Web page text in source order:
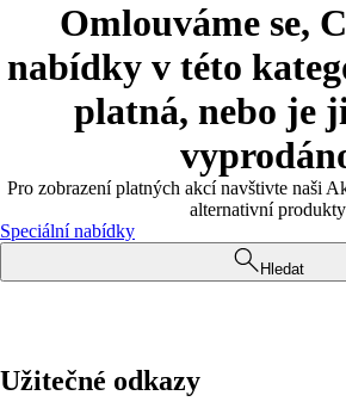
Omlouváme se,
nabídky v této
platná, nebo je
Pro zobrazení platných akcí navštivte naši
alternativní produkty
Speciální nabídky
Hledat
Užitečné odkazy